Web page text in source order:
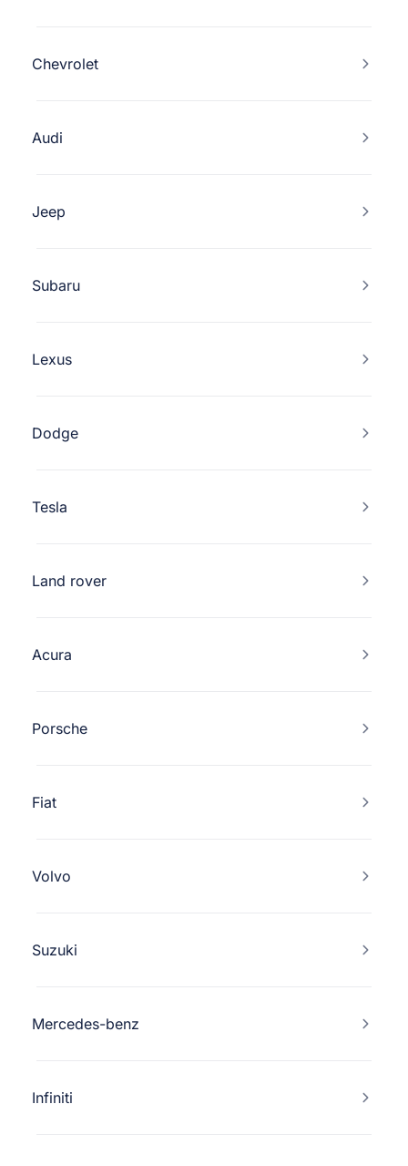
Chevrolet
Audi
Jeep
Subaru
Lexus
Dodge
Tesla
Land rover
Acura
Porsche
Fiat
Volvo
Suzuki
Mercedes-benz
Infiniti